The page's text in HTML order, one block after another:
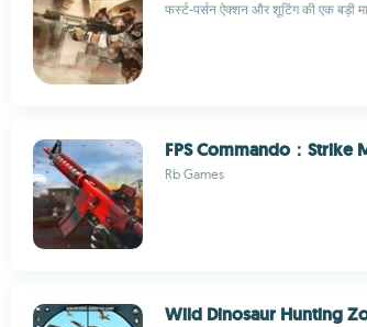
फर्स्ट-पर्सन ऐक्शन और शूटिंग की एक बड़ी
FPS Commando：Strike
Rb Games
Wild Dinosaur Hunting